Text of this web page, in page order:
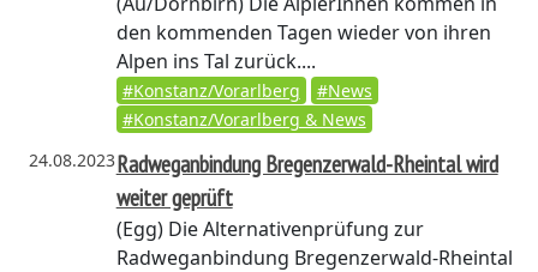
den kommenden Tagen wieder von ihren
Alpen ins Tal zurück....
#Konstanz/Vorarlberg
#News
#Konstanz/Vorarlberg & News
24.08.2023Radweganbindung Bregenzerwald-Rheintal wird
weiter geprüft
(Egg)Die Alternativenprüfung zur
Radweganbindung Bregenzerwald-Rheintal